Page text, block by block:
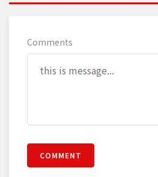
Comments
COMMENT